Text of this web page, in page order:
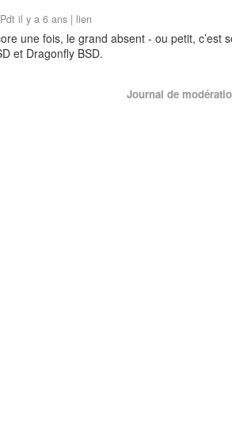
il y a 6 ans | lien
une fois, le grand absent - ou petit, c’est
et Dragonfly BSD.
Journal de